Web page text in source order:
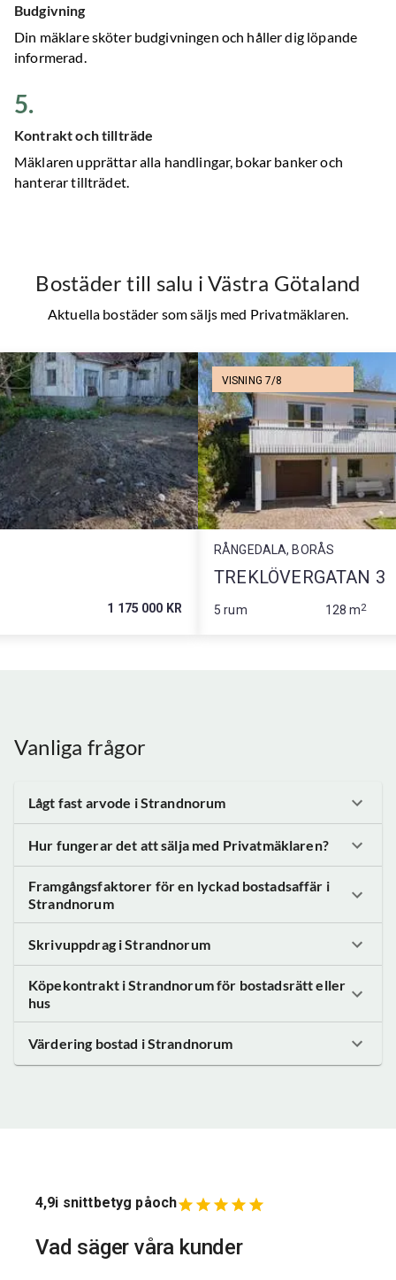
Budgivning
Din mäklare sköter budgivningen och håller dig löpande
informerad.
5.
Kontrakt och tillträde
Mäklaren upprättar alla handlingar, bokar banker och
hanterar tillträdet.
Bostäder till salu i Västra Götaland
Aktuella bostäder som säljs med Privatmäklaren.
1 175 000 KR
VISNING 7/8
RÅNGEDALA, BORÅS
TREKLÖVERGATAN 3
5 rum 128 m2
Vanliga frågor
Lågt fast arvode i Strandnorum
Hur fungerar det att sälja med Privatmäklaren?
Framgångsfaktorer för en lyckad bostadsaffär i
Strandnorum
Skrivuppdrag i Strandnorum
Köpekontrakt i Strandnorumför bostadsrätt eller
hus
Värdering bostad i Strandnorum
4,9i snittbetyg påoch
Vad säger våra kunder